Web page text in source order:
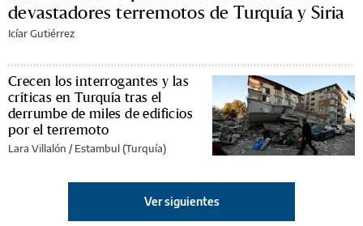
devastadores terremotos de Turquía y Siria
Icíar Gutiérrez
Crecen los interrogantes y las
críticas en Turquía tras el
derrumbe de miles de edificios
por el terremoto
Lara Villalón / Estambul (Turquía)
Ver siguientes